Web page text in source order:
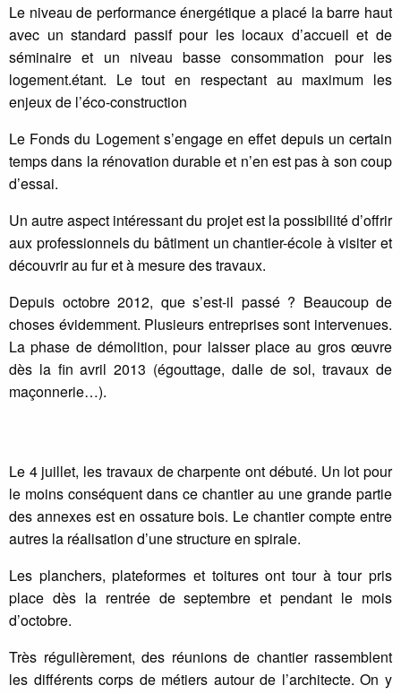
Le niveau de performance énergétique a placé la barre haut
avec un standard passif pour les locaux d’accueil et de
séminaire et un niveau basse consommation pour les
logement.étant. Le tout en respectant au maximum les
enjeux de l’éco-construction
Le Fonds du Logement s’engage en effet depuis un certain
temps dans la rénovation durable et n’en est pas à son coup
d’essai.
Un autre aspect intéressant du projet est la possibilité d’offrir
aux professionnels du bâtiment un chantier-école à visiter et
découvrir au fur et à mesure des travaux.
Depuis octobre 2012, que s’est-il passé ? Beaucoup de
choses évidemment. Plusieurs entreprises sont intervenues.
La phase de démolition, pour laisser place au gros œuvre
dès la fin avril 2013 (égouttage, dalle de sol, travaux de
maçonnerie…).
Le 4 juillet, les travaux de charpente ont débuté. Un lot pour
le moins conséquent dans ce chantier au une grande partie
des annexes est en ossature bois. Le chantier compte entre
autres la réalisation d’une structure en spirale.
Les planchers, plateformes et toitures ont tour à tour pris
place dès la rentrée de septembre et pendant le mois
d’octobre.
Très régulièrement, des réunions de chantier rassemblent
les différents corps de métiers autour de l’architecte. On y